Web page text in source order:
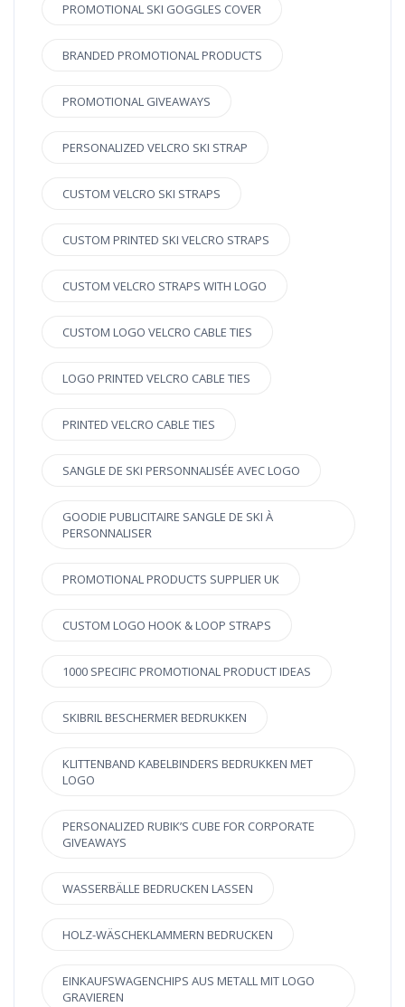
PROMOTIONAL SKI GOGGLES COVER
BRANDED PROMOTIONAL PRODUCTS
PROMOTIONAL GIVEAWAYS
PERSONALIZED VELCRO SKI STRAP
CUSTOM VELCRO SKI STRAPS
CUSTOM PRINTED SKI VELCRO STRAPS
CUSTOM VELCRO STRAPS WITH LOGO
CUSTOM LOGO VELCRO CABLE TIES
LOGO PRINTED VELCRO CABLE TIES
PRINTED VELCRO CABLE TIES
SANGLE DE SKI PERSONNALISÉE AVEC LOGO
GOODIE PUBLICITAIRE SANGLE DE SKI À
PERSONNALISER
PROMOTIONAL PRODUCTS SUPPLIER UK
CUSTOM LOGO HOOK & LOOP STRAPS
1000 SPECIFIC PROMOTIONAL PRODUCT IDEAS
SKIBRIL BESCHERMER BEDRUKKEN
KLITTENBAND KABELBINDERS BEDRUKKEN MET
LOGO
PERSONALIZED RUBIK’S CUBE FOR CORPORATE
GIVEAWAYS
WASSERBÄLLE BEDRUCKEN LASSEN
HOLZ-WÄSCHEKLAMMERN BEDRUCKEN
EINKAUFSWAGENCHIPS AUS METALL MIT LOGO
GRAVIEREN